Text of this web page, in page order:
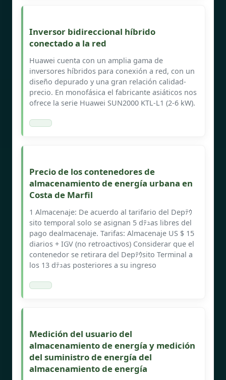
Inversor bidireccional híbrido
conectado a la red
Huawei cuenta con un amplia gama de
inversores híbridos para conexión a red, con un
diseño depurado y una gran relación calidad-
precio. En monofásica el fabricante asiáticos nos
ofrece la serie Huawei SUN2000 KTL-L1 (2-6 kW).
Precio de los contenedores de
almacenamiento de energía urbana en
Costa de Marfil
1 Almacenaje: De acuerdo al tarifario del Depﾃｳ
sito temporal solo se asignan 5 dﾃｭas libres del
pago dealmacenaje. Tarifas: Almacenaje US $ 15
diarios + IGV (no retroactivos) Considerar que el
contenedor se retirara del Depﾃｳsito Terminal a
los 13 dﾃｭas posteriores a su ingreso
Medición del usuario del
almacenamiento de energía y medición
del suministro de energía del
almacenamiento de energía